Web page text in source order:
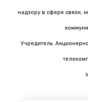
надзору в сфере связи,
Учредитель: